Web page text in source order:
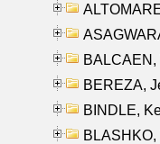
BALCAEN,
BEREZA,
BINDLE,